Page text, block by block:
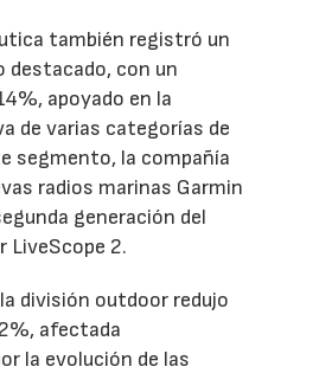
también registró un
con un
apoyado en la
de varias categorías de
segmento, la compañía
radios marinas Garmin
generación del
LiveScope 2.
división outdoor redujo
afectada
la evolución de las